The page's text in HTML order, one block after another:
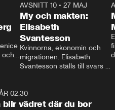
23:40
och
AVSNITT 10 •27 MAJ
My och makten:
Elisabeth
Svantesson
Kvinnorna, ekonomin och
migrationen. Elisabeth
Svantesson ställs till svars
02:30
blir vädret där du bor